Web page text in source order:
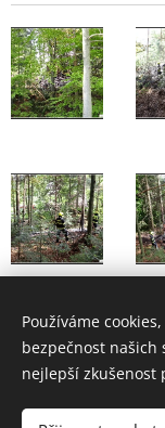
Používáme
bezpečnost našich
nejlepší zkušenost